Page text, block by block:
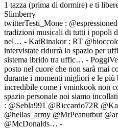
1 tazza (prima di dormire) e ti
Slimberry
twitterTesti_Mone :
tradizioni musicali di tutti i popoli
nel… - KatRinakor : RT
intervistate ridurrà lo spazio per
sistema ibrido tra uffic… -
posto nel cuore che non sarà mai
durante i momenti migliori e le
incredibile come i vminkook non
spazio personale noi siamo
: @Sebla991 @Riccardo72R
@hellas_army @MrPeanutbut
@McDonalds… -